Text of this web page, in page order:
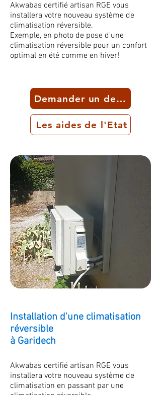
Akwabas certifié artisan RGE vous
installera votre nouveau système de
climatisation réversible.
Exemple, en photo de pose d'une
climatisation réversible pour un confort
optimal en été comme en hiver!
Demander un devis
Les aides de l'Etat
Installation d'une climatisation
réversible
à Garidech
Akwabas certifié artisan RGE vous
installera votre nouveau système de
climatisation en passant par une